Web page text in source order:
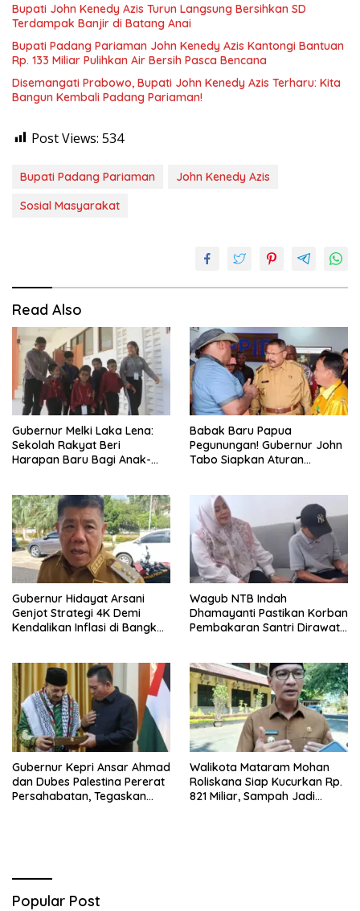
Bupati John Kenedy Azis Turun Langsung Bersihkan SD
Terdampak Banjir di Batang Anai
Bupati Padang Pariaman John Kenedy Azis Kantongi Bantuan
Rp. 133 Miliar Pulihkan Air Bersih Pasca Bencana
Disemangati Prabowo, Bupati John Kenedy Azis Terharu: Kita
Bangun Kembali Padang Pariaman!
Post Views: 534
Bupati Padang Pariaman
John Kenedy Azis
Sosial Masyarakat
Read Also
Gubernur Melki Laka Lena:
Sekolah Rakyat Beri
Harapan Baru Bagi Anak-
Babak Baru Papua
Pegunungan! Gubernur John
Tabo Siapkan Aturan
Gubernur Hidayat Arsani
Genjot Strategi 4K Demi
Kendalikan Inflasi di Bangka
Wagub NTB Indah
Dhamayanti Pastikan Korban
Pembakaran Santri Dirawat
Gubernur Kepri Ansar Ahmad
dan Dubes Palestina Pererat
Persahabatan, Tegaskan
Walikota Mataram Mohan
Roliskana Siap Kucurkan Rp.
821 Miliar, Sampah Jadi
Popular Post